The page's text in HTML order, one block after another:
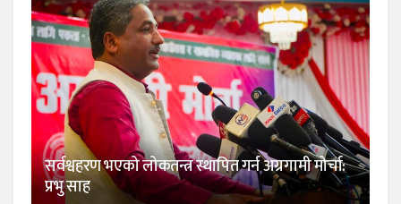
सर्वश्वहरण भएको लोकतन्त्र स्थापित गर्न अग्रगामी मोर्चा:
प्रभु साह